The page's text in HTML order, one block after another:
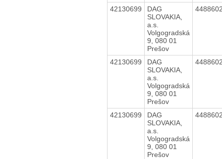
42130699
DAG
SLOVAKIA,
a.s.
Volgogradská
9, 080 01
Prešov
42130699
DAG
SLOVAKIA,
a.s.
Volgogradská
9, 080 01
Prešov
42130699
DAG
SLOVAKIA,
a.s.
Volgogradská
9, 080 01
Prešov